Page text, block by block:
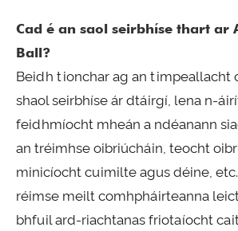
Cad é an saol seirbhíse thart ar
Ball?
Beidh tionchar ag an timpeallacht
shaol seirbhíse ár dtáirgí, lena n-
feidhmíocht mheán a ndéanann
an tréimhse oibriúcháin, teocht
minicíocht cuimilte agus déine,
réimse meilt comhpháirteanna
bhfuil ard-riachtanas friotaíocht